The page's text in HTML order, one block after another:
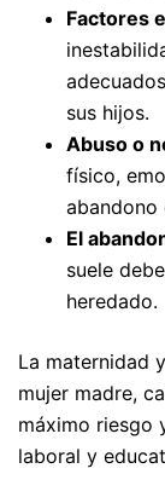
Factores
sus hijos.
Abuso o
físico,
abandono
El
suele
heredado.
La maternidad
mujer madre,
máximo riesgo
laboral y